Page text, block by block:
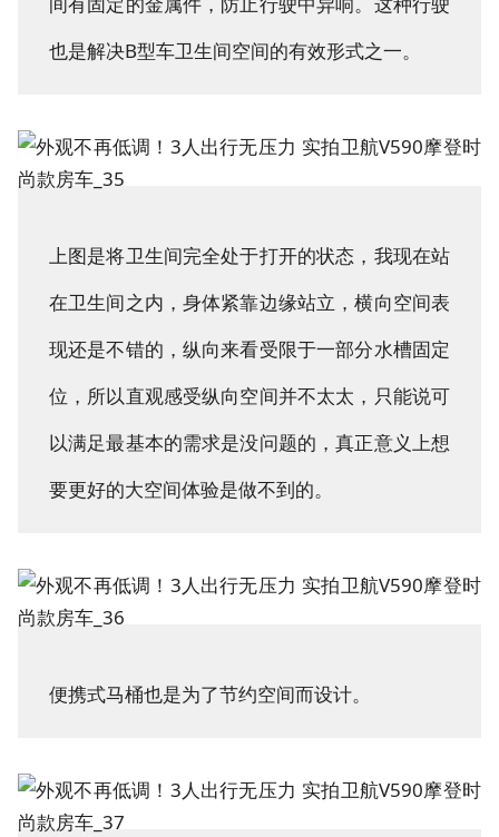
也是解决B型车卫生间空间的有效形式之一。
上图是将卫生间完全处于打开的状态，我现在站
在卫生间之内，身体紧靠边缘站立，横向空间表
现还是不错的，纵向来看受限于一部分水槽固定
位，所以直观感受纵向空间并不太太，只能说可
以满足最基本的需求是没问题的，真正意义上想
要更好的大空间体验是做不到的。
便携式马桶也是为了节约空间而设计。